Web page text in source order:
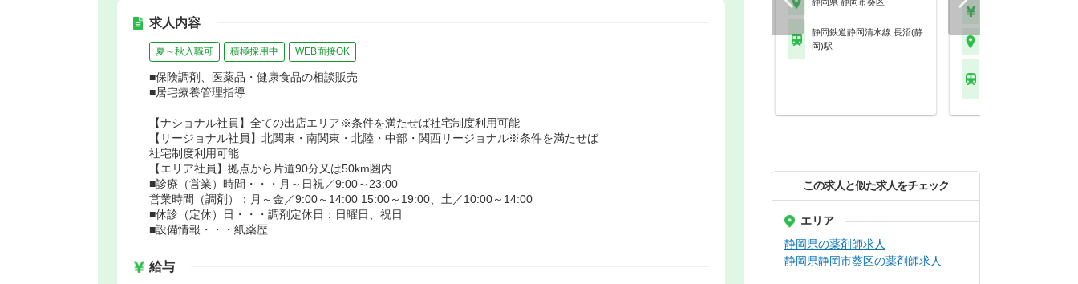
求人内容
夏～秋入職可 積極採用中 WEB面接OK
■保険調剤、医薬品・健康食品の相談販売
■居宅療養管理指導
【ナショナル社員】全ての出店エリア※条件を満たせば社宅制度利用可能
【リージョナル社員】北関東・南関東・北陸・中部・関西リージョナル※条件を満たせば
社宅制度利用可能
【エリア社員】拠点から片道90分又は50km圏内
■診療（営業）時間・・・月～日祝／9:00～23:00
営業時間（調剤）：月～金／9:00～14:00 15:00～19:00、土／10:00～14:00
■休診（定休）日・・・調剤定休日：日曜日、祝日
■設備情報・・・紙薬歴
給与
静岡鉄道静岡清水線 長沼(静
岡)駅
この求人と似た求人をチェック
エリア
静岡県の薬剤師求人
静岡県静岡市葵区の薬剤師求人